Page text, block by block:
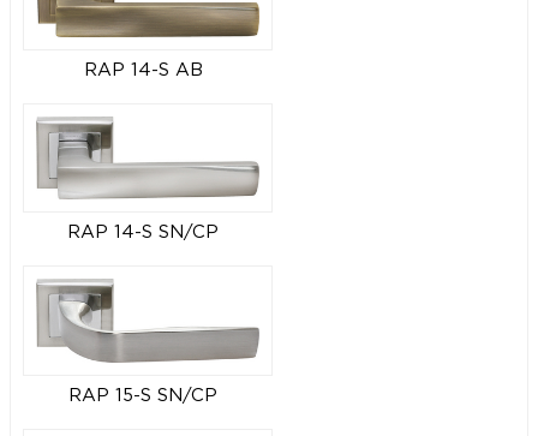
RAP 14-S AB
RAP 14-S SN/CP
RAP 15-S SN/CP